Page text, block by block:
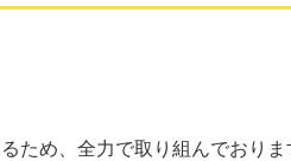
ため、全力で取り組んでおりま